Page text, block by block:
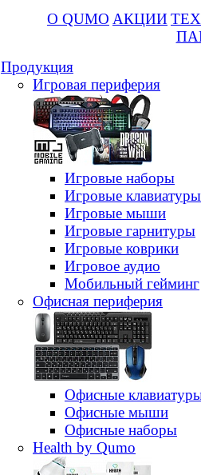
О QUMO АКЦИИ
Продукция
Игровая периферия
Игровые наборы
Игровые клавиатуры
Игровые мыши
Игровые гарнитуры
Игровые коврики
Игровое аудио
Мобильный гейминг
Офисная периферия
Офисные
Офисные мыши
Офисные наборы
Health by Qumo